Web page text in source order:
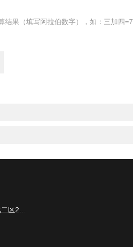
结果（填写阿拉伯数字），如：三加四=7
号楼